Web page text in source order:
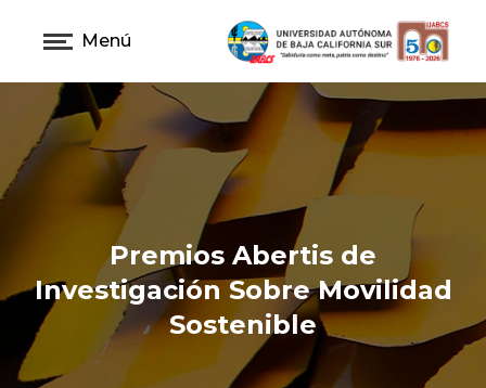
Menú
Premios Abertis de
Investigación Sobre Movilidad
Sostenible